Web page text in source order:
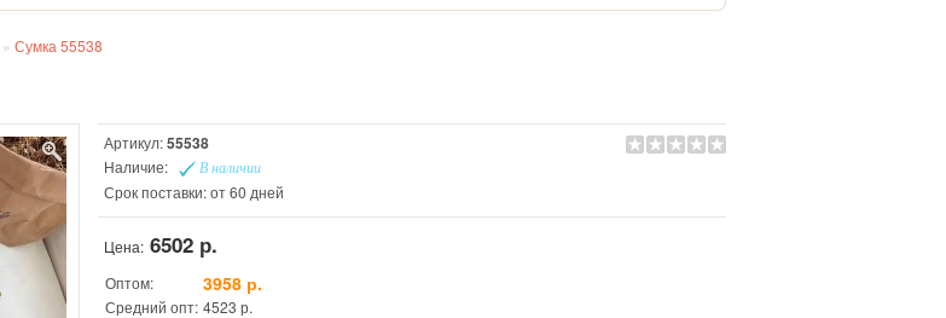
» Сумка 55538
Артикул:55538
Наличие: В наличии
Срок поставки: от 60 дней
Цена: 6502 р.
Оптом: 3958 р.
Средний опт: 4523 р.